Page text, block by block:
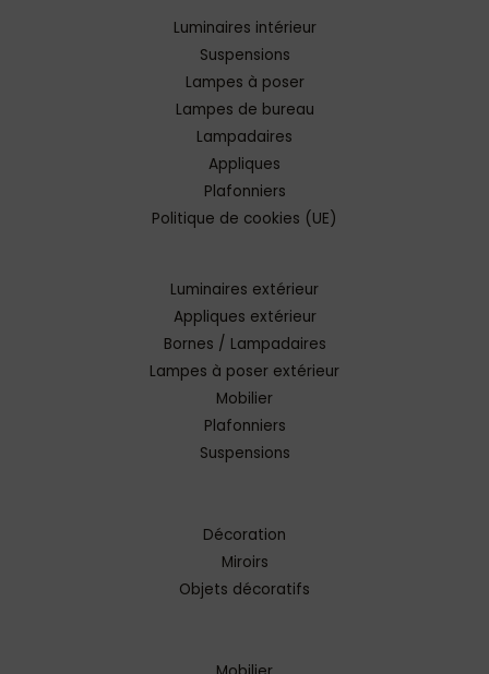
Luminaires intérieur
Suspensions
Lampes à poser
Lampes de bureau
Lampadaires
Appliques
Plafonniers
Politique de cookies (UE)
Luminaires extérieur
Appliques extérieur
Bornes / Lampadaires
Lampes à poser extérieur
Mobilier
Plafonniers
Suspensions
Décoration
Miroirs
Objets décoratifs